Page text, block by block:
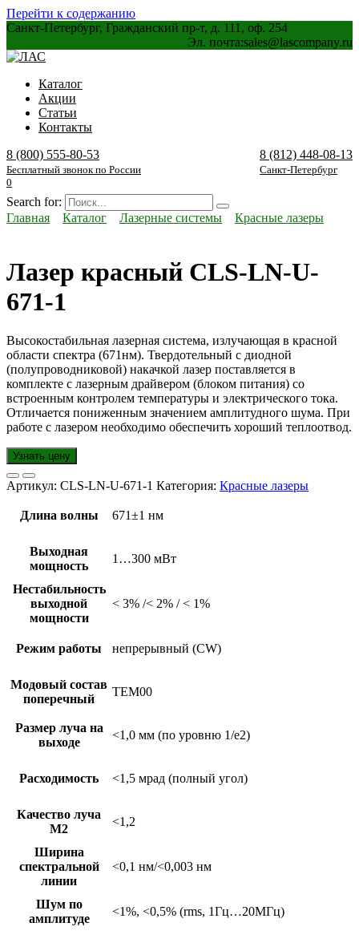
Перейти к содержанию
Санкт-Петербург, Гражданский пр-т, д. 111, оф. 254
Эл. почта:sales@lascompany.ru
Каталог
Акции
Статьи
Контакты
8 (800) 555-80-53
Бесплатный звонок по России
8 (812) 448-08-13
Санкт-Петербург
0
Search for:
Главная
Каталог Лазерные системы Красные лазеры
Лазер красный CLS-LN-U-
671-1
Высокостабильная лазерная система, излучающая в красной
области спектра (671нм). Твердотельный с диодной
(полупроводниковой) накачкой лазер поставляется в
комплекте с лазерным драйвером (блоком питания) со
встроенным контролем температуры и электрического тока.
Отличается пониженным значением амплитудного шума. При
работе с лазером необходимо обеспечить хороший теплоотвод.
Узнать цену
Артикул: CLS-LN-U-671-1 Категория: Красные лазеры
Длина волны 671±1 нм
Выходная
мощность
1…300 мВт
Нестабильность
выходной
мощности
< 3% /< 2% / < 1%
Режим работы непрерывный (CW)
Модовый состав
поперечный
TEM00
Размер луча на
выходе
<1,0 мм (по уровню 1/e2)
Расходимость <1,5 мрад (полный угол)
Качество луча
М2
<1,2
Ширина
спектральной
линии
<0,1 нм/<0,003 нм
Шум по
амплитуде
<1%, <0,5% (rms, 1Гц…20МГц)